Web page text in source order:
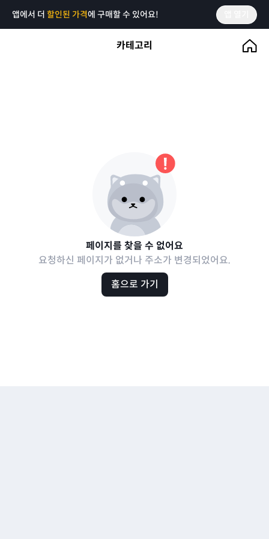
앱에서 더 할인된 가격에 구매할 수 있어요!
카테고리
페이지를 찾을 수 없어요
요청하신 페이지가 없거나 주소가 변경되었어요.
홈으로 가기